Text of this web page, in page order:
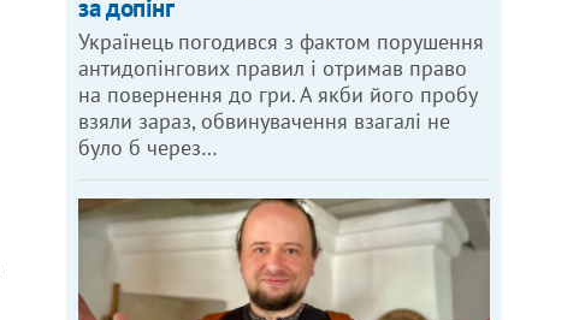
за допінг
Українець погодився з фактом порушення
антидопінгових правил і отримав право
на повернення до гри. А якби його пробу
взяли зараз, обвинувачення взагалі не
було б через…